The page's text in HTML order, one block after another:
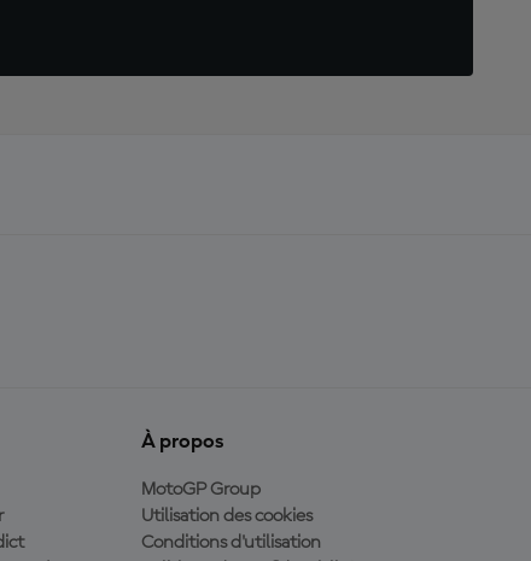
À propos
MotoGP Group
Utilisation des cookies
Conditions d'utilisation